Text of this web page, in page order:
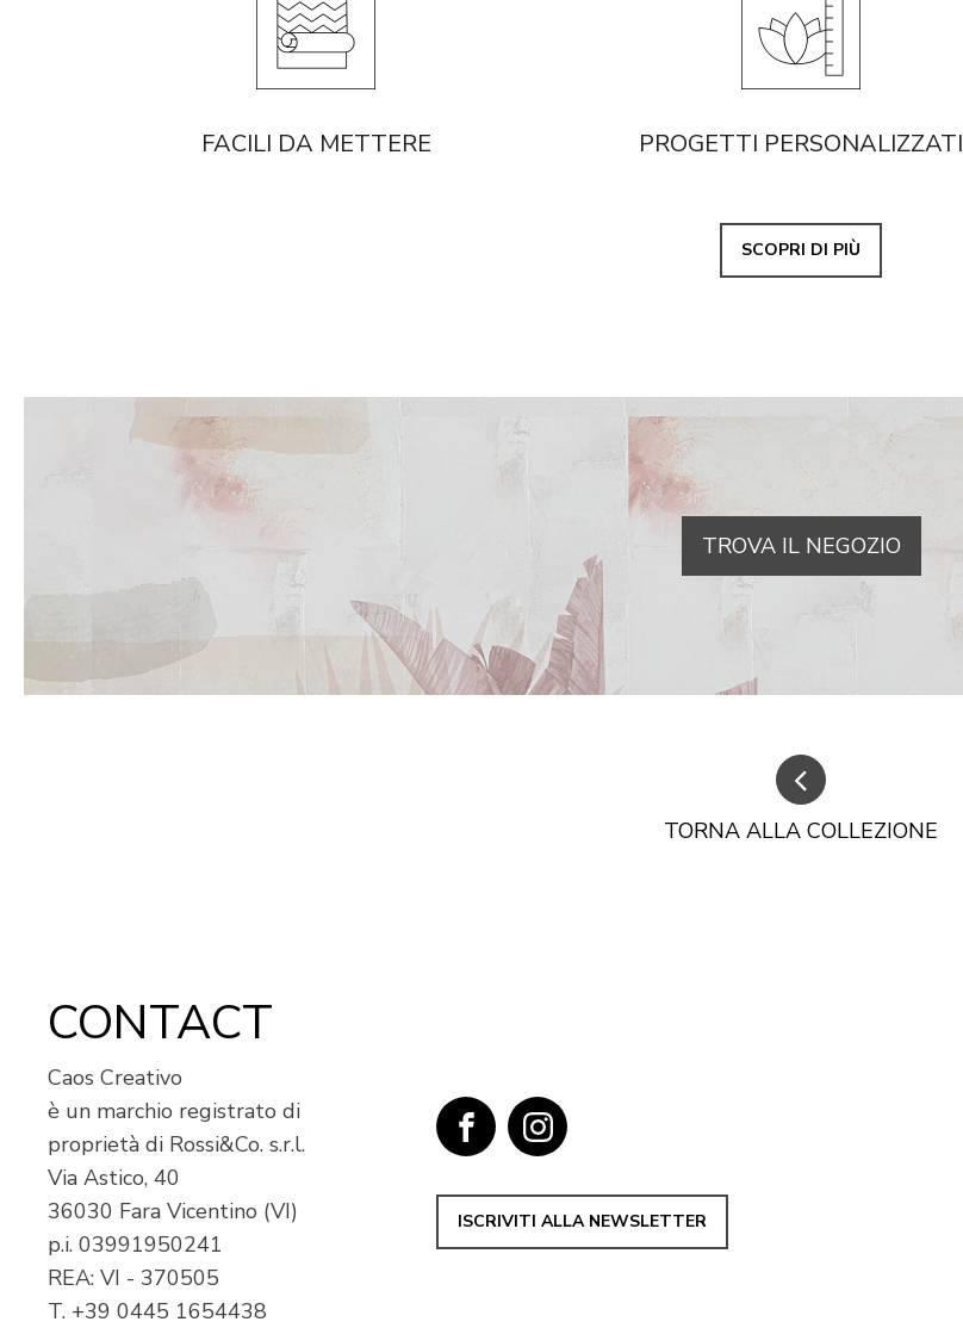
FACILI DA METTERE PROGETTI PERSONALIZZATI
SCOPRI DI PIÙ
TROVA IL NEGOZIO
TORNA ALLA COLLEZIONE
CONTACT
Caos Creativo
è un marchio registrato di
proprietà di Rossi&Co. s.r.l.
Via Astico, 40
36030 Fara Vicentino (VI)
p.i. 03991950241
REA: VI - 370505
T. +39 0445 1654438
ISCRIVITI ALLA NEWSLETTER